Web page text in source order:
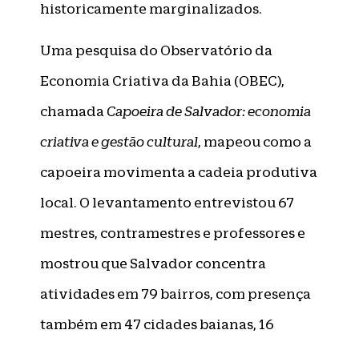
historicamente marginalizados.
Uma pesquisa do Observatório da
Economia Criativa da Bahia (OBEC),
chamada Capoeira de Salvador: economia
criativa e gestão cultural, mapeou como a
capoeira movimenta a cadeia produtiva
local. O levantamento entrevistou 67
mestres, contramestres e professores e
mostrou que Salvador concentra
atividades em 79 bairros, com presença
também em 47 cidades baianas, 16